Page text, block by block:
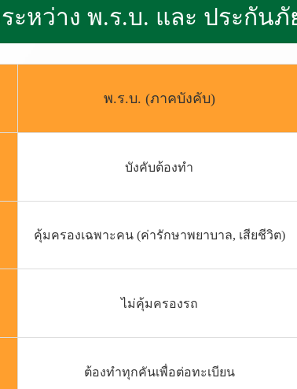
ระหว่าง พ.ร.บ. และ ประกันภั
พ.ร.บ. (ภาคบังคับ)
บังคับต้องทำ
คุ้มครองเฉพาะคน (ค่ารักษาพยาบาล, เสียชีวิต)
ไม่คุ้มครองรถ
ต้องทำทุกคันเพื่อต่อทะเบียน